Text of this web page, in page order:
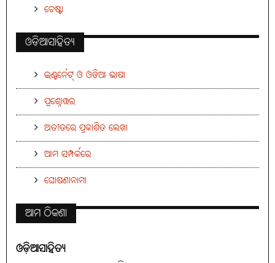
ଚେଷ୍ଟା
ଓଡିଆସାହିତ୍ୟ
ଇଣ୍ଟର୍ନେଟ୍ ଓ ଓଡ଼ିଆ ଭାଷା
ପ୍ରଶ୍ନୋତ୍ତର
ଅତୀତରେ ପ୍ରକାଶିତ ଲେଖା
ଆମ ସମ୍ପର୍କରେ
ଘୋଷଣାନାମା
ଆମ ଠିକଣା
ଓଡ଼ିଆସାହିତ୍ୟ